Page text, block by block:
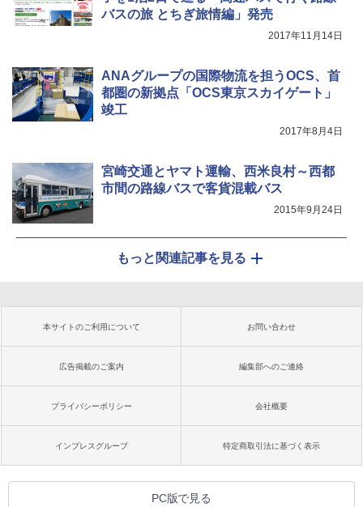
バスの旅 とちぎ旅情編」発売
2017年11月14日
ANAグループの国際物流を担うOCS、首
都圏の新拠点「OCS東京スカイゲート」
竣工
2017年8月4日
宮崎交通とヤマト運輸、西米良村～西都
市間の路線バスで客貨混載バス
2015年9月24日
もっと関連記事を見る
本サイトのご利用について お問い合わせ
広告掲載のご案内 編集部へのご連絡
プライバシーポリシー 会社概要
インプレスグループ 特定商取引法に基づく表示
PC版で見る